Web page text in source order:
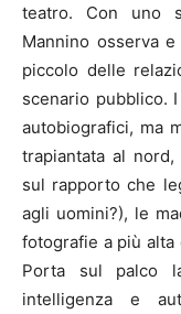
teatro. Con uno
Mannino osserva
piccolo delle
scenario pubblico.
autobiografici, ma
trapiantata al
sul rapporto che
agli uomini?), le
fotografie a più alta
Porta sul palco
intelligenza e